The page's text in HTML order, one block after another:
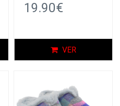
19.90€
VER